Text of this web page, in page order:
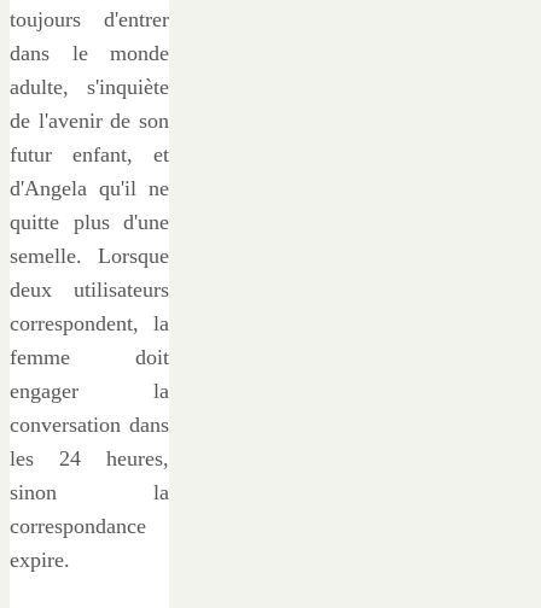
toujours d'entrer
dans le monde
adulte, s'inquiète
de l'avenir de son
futur enfant, et
d'Angela qu'il ne
quitte plus d'une
semelle. Lorsque
deux utilisateurs
correspondent, la
femme doit
engager la
conversation dans
les 24 heures,
sinon la
correspondance
expire.